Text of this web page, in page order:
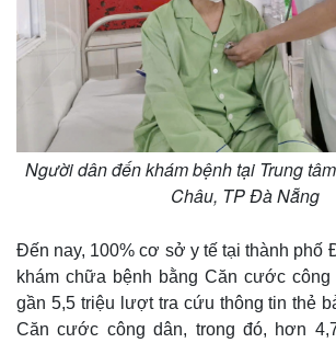
Bất động sản
Khởi nghiệp
Thị
Giá vàng
Tiêu dùng
Tỷ giá
Chứng
Giá cà phê
Người dân đến khám bệnh tại Trung
Châu, TP Đà Nẵng
Đến nay, 100% cơ sở y tế tại thành phố
khám chữa bệnh bằng Căn cước
gần 5,5 triệu lượt tra cứu thông tin thẻ
Căn cước công dân, trong đó, hơn